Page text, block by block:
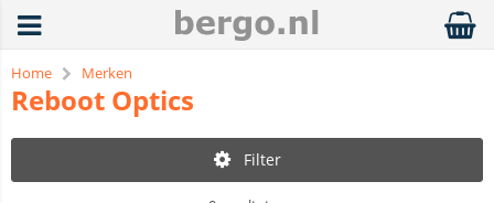
Home Merken
Reboot Optics
Filter